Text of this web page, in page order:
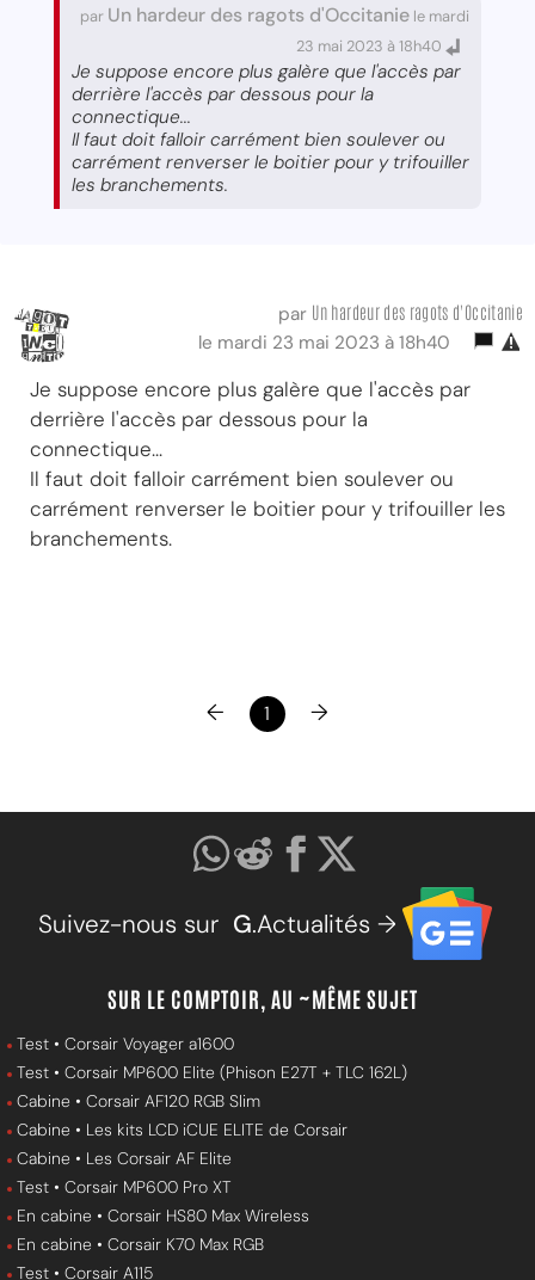
par Un hardeur des ragots d'Occitanie le mardi
23 mai 2023 à 18h40
Je suppose encore plus galère que l'accès par
derrière l'accès par dessous pour la
connectique...
Il faut doit falloir carrément bien soulever ou
carrément renverser le boitier pour y trifouiller
les branchements.
par Un hardeur des ragots d'Occitanie
le mardi 23 mai 2023 à 18h40
Je suppose encore plus galère que l'accès par
derrière l'accès par dessous pour la
connectique...
Il faut doit falloir carrément bien soulever ou
carrément renverser le boitier pour y trifouiller les
branchements.
← 1 →
Suivez-nous sur G.Actualités →
SUR LE COMPTOIR, AU ~MÊME SUJET
Test • Corsair Voyager a1600
Test • Corsair MP600 Elite (Phison E27T + TLC 162L)
Cabine • Corsair AF120 RGB Slim
Cabine • Les kits LCD iCUE ELITE de Corsair
Cabine • Les Corsair AF Elite
Test • Corsair MP600 Pro XT
En cabine • Corsair HS80 Max Wireless
En cabine • Corsair K70 Max RGB
Test • Corsair A115